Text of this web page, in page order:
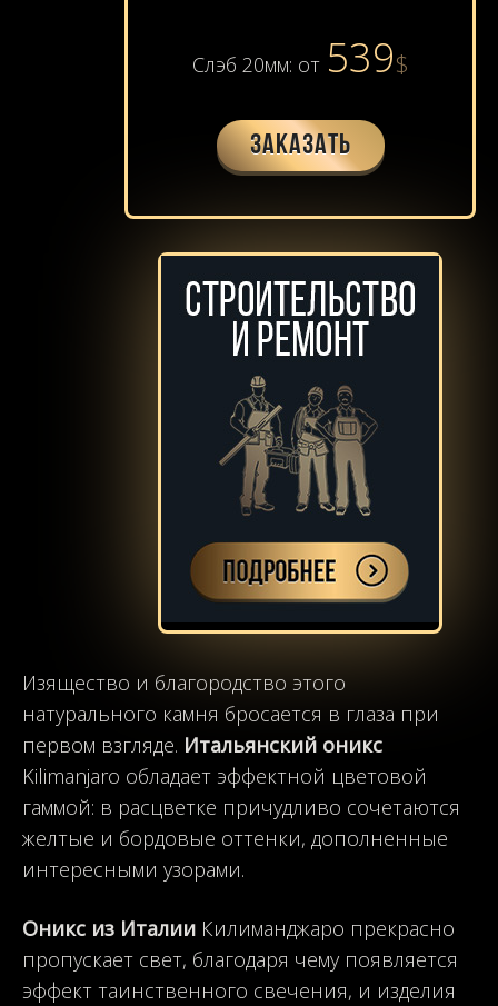
Слэб 20мм: от 539$
Заказать
Изящество и благородство этого
натурального камня бросается в глаза при
первом взгляде. Итальянский оникс
Kilimanjaro обладает эффектной цветовой
гаммой: в расцветке причудливо сочетаются
желтые и бордовые оттенки, дополненные
интересными узорами.
Оникс из Италии Килиманджаро прекрасно
пропускает свет, благодаря чему появляется
эффект таинственного свечения, и изделия